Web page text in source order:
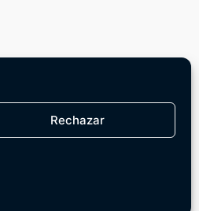
Rechazar
, organizaremos
delcurso 26-